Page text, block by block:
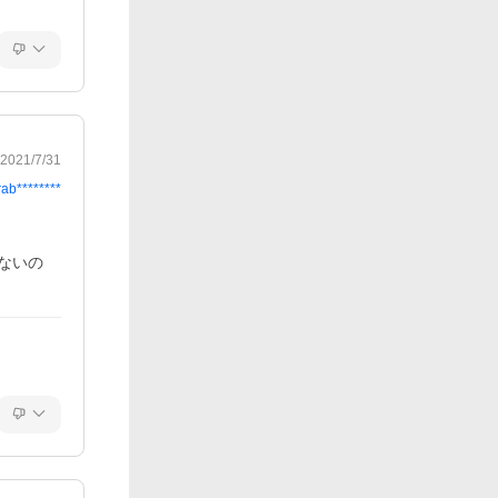
2021/7/31
いの